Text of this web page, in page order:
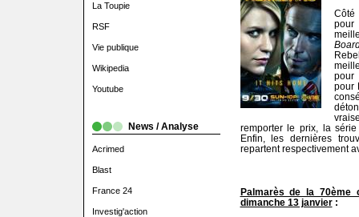
La Toupie
RSF
Vie publique
Wikipedia
Youtube
News / Analyse
Acrimed
Blast
France 24
Investig'action
pour
pour
pour
remporter le prix, la
Enfin, les dernières
repartent respectivement
Palmarès de la 70ème
dimanche 13 janvier: